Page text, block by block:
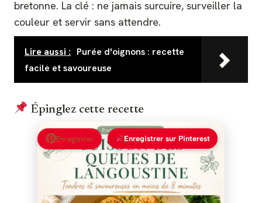
bretonne. La clé : ne jamais surcuire, surveiller la
couleur et servir sans attendre.
Lire aussi : Purée d'oignons : recette
facile et savoureuse
Épinglez cette recette
Enregistrer Enregistrer sur Pinterest